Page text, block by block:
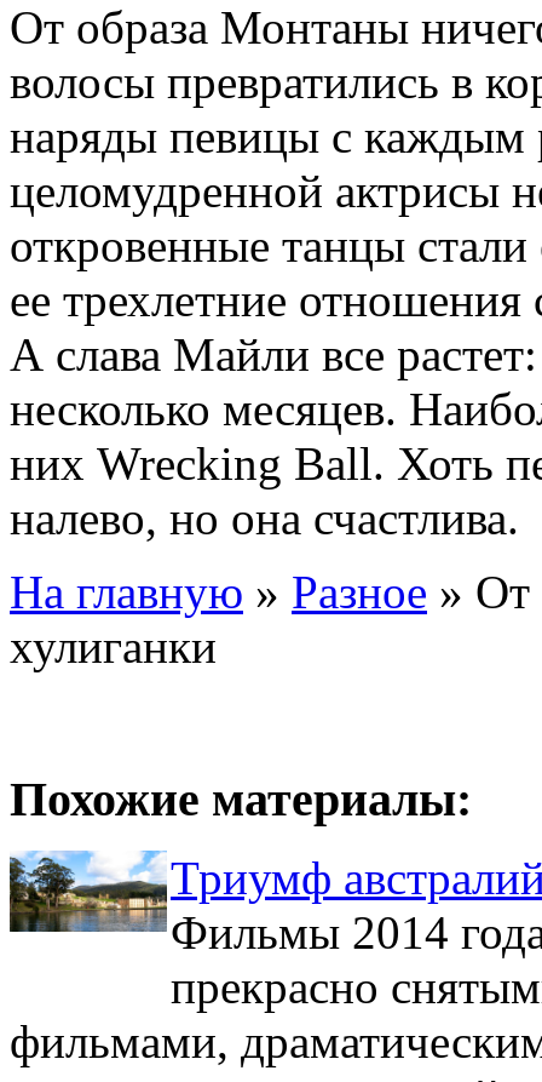
От образа Монтаны
волосы превратились в
наряды певицы с каждым
целомудренной актрисы
откровенные танцы
ее трехлетние
А слава Майли все
несколько месяцев.
них Wrecking Ball. Хоть
налево, но она счастлива.
На главную » Разное » От
хулиганки
Похожие материалы:
Триумф
Фильмы 2014
прекрасно
фильмами,